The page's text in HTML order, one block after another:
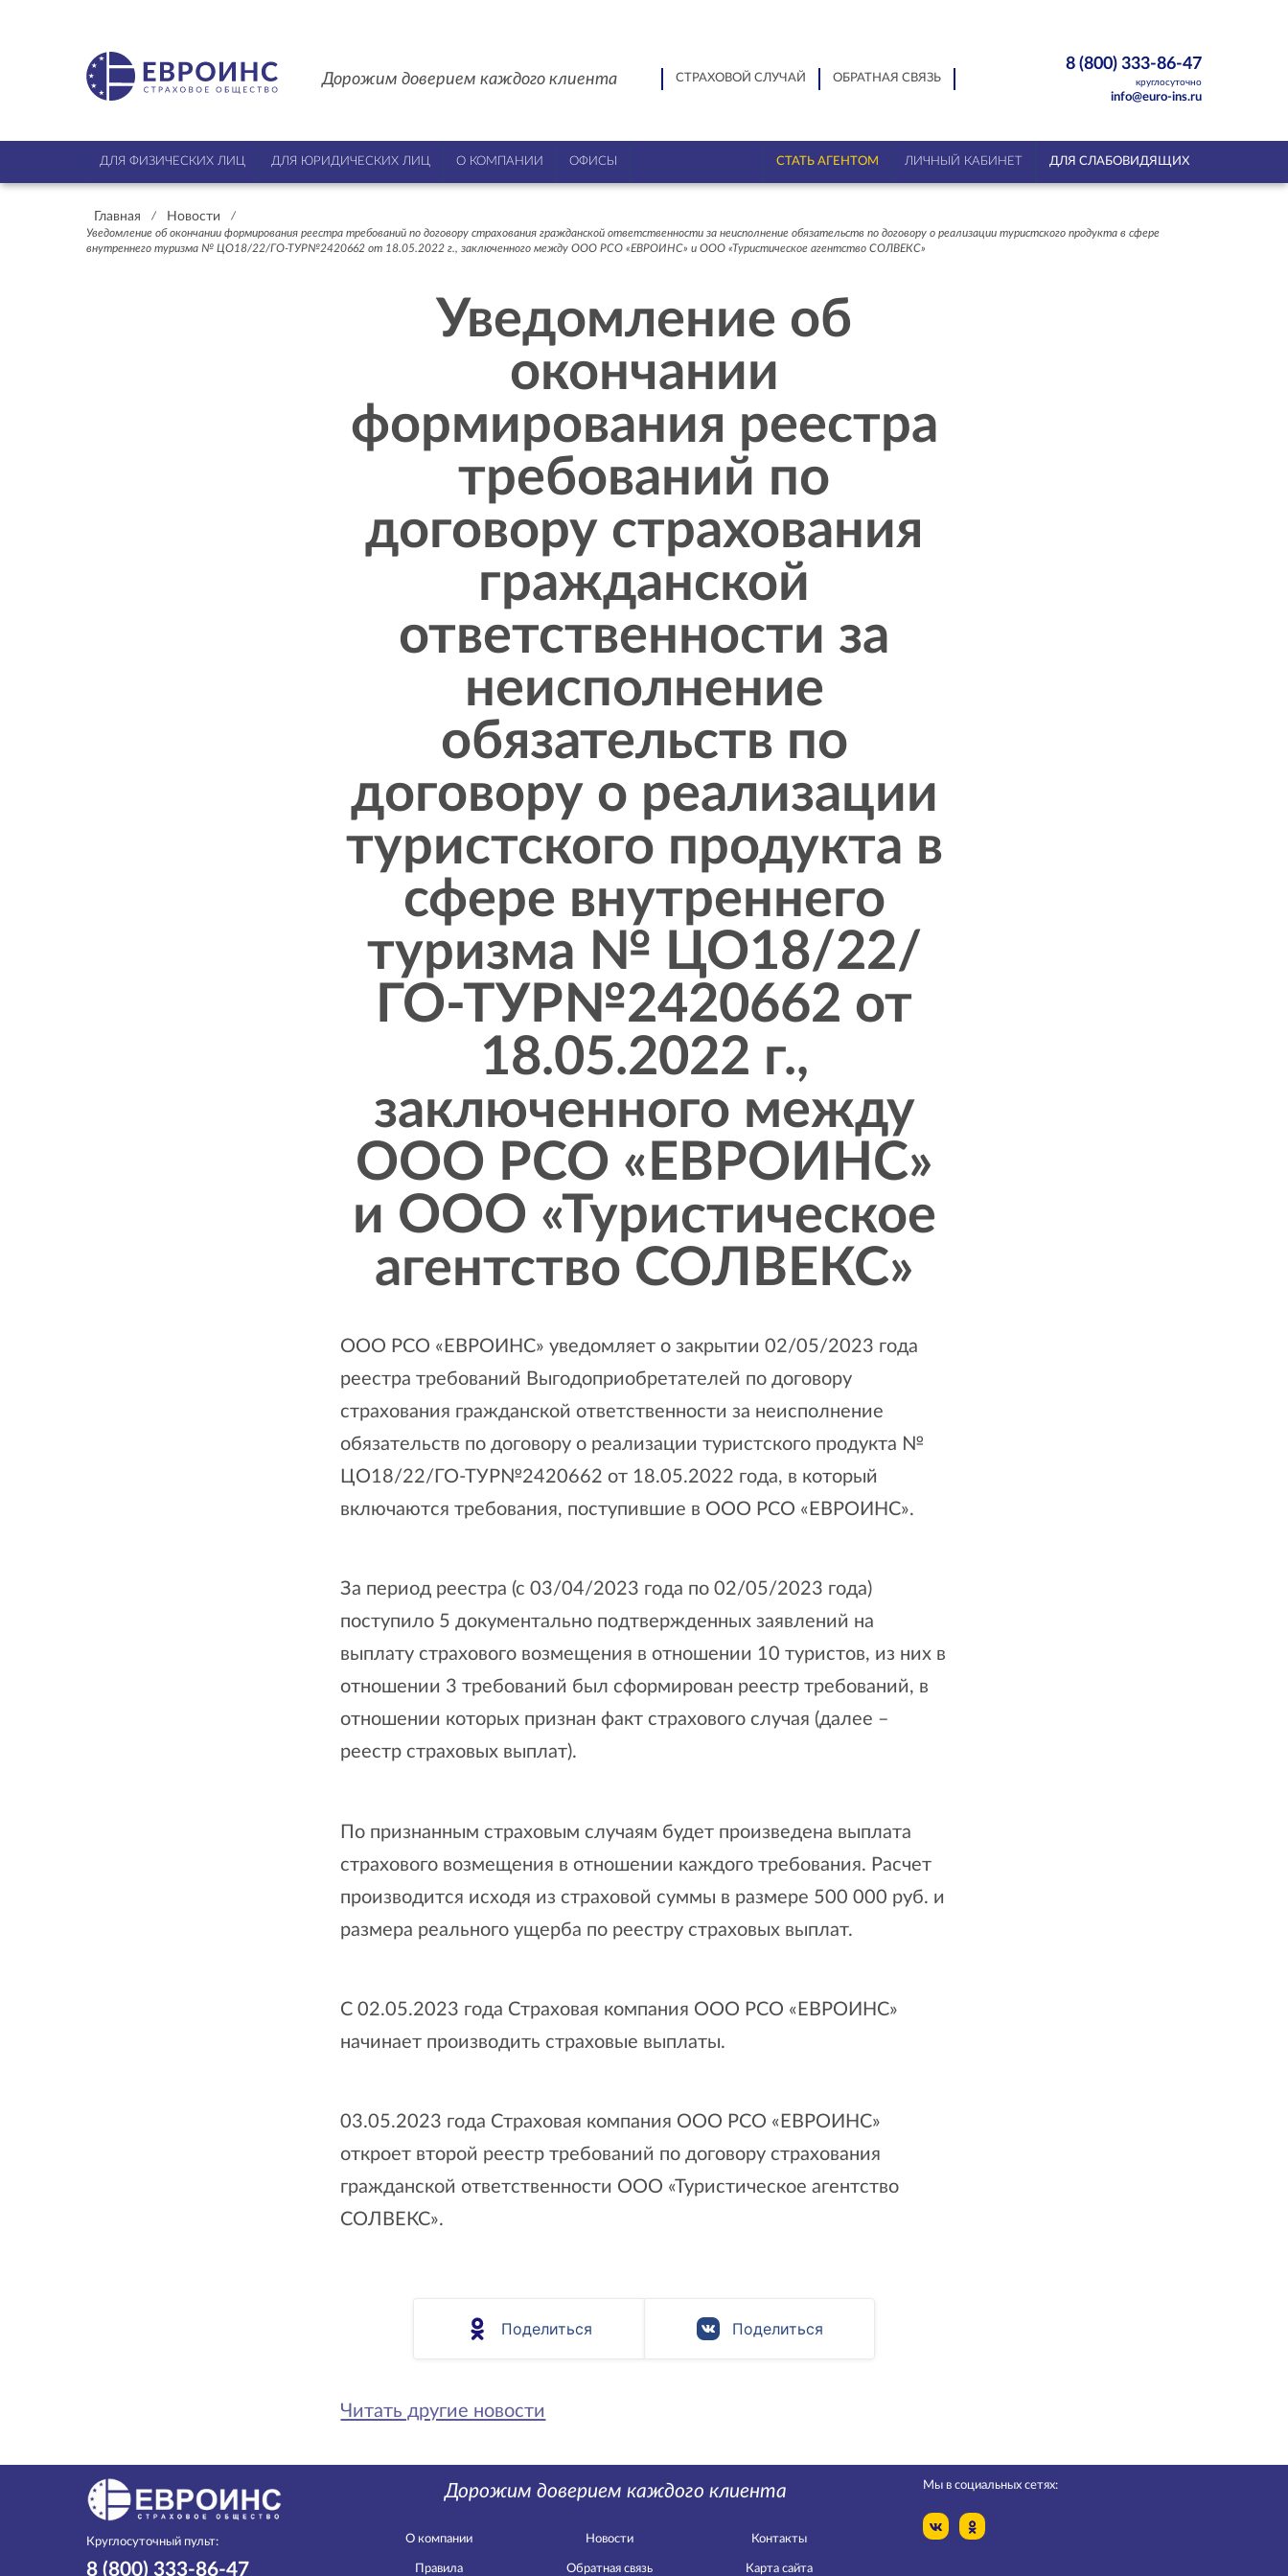
Дорожим доверием каждого клиента СТРАХОВОЙ СЛУЧАЙ ОБРАТНАЯ СВЯЗЬ
8 (800) 333-86-47
круглосуточно
info@euro-ins.ru
ДЛЯ ФИЗИЧЕСКИХ ЛИЦ ДЛЯ ЮРИДИЧЕСКИХ ЛИЦ О КОМПАНИИ ОФИСЫ СТАТЬ АГЕНТОМ ЛИЧНЫЙ КАБИНЕТ ДЛЯ СЛАБОВИДЯЩИХ
Главная / Новости
/
Уведомление об окончании формирования реестра требований по договору страхования гражданской ответственности за неисполнение обязательств по договору о реализации туристского продукта в сфере
внутреннего туризма № ЦО18/22/ГО-ТУР№2420662 от 18.05.2022 г., заключенного между ООО РСО «ЕВРОИНС» и ООО «Туристическое агентство СОЛВЕКС»
Уведомление об
окончании
формирования реестра
требований по
договору страхования
гражданской
ответственности за
неисполнение
обязательств по
договору о реализации
туристского продукта в
сфере внутреннего
туризма № ЦО18/22/
ГО-ТУР№2420662 от
18.05.2022 г.,
заключенного между
ООО РСО «ЕВРОИНС»
и ООО «Туристическое
агентство СОЛВЕКС»
ООО РСО «ЕВРОИНС» уведомляет о закрытии 02/05/2023 года
реестра требований Выгодоприобретателей по договору
страхования гражданской ответственности за неисполнение
обязательств по договору о реализации туристского продукта №
ЦО18/22/ГО-ТУР№2420662 от 18.05.2022 года, в который
включаются требования, поступившие в ООО РСО «ЕВРОИНС».
За период реестра (с 03/04/2023 года по 02/05/2023 года)
поступило 5 документально подтвержденных заявлений на
выплату страхового возмещения в отношении 10 туристов, из них в
отношении 3 требований был сформирован реестр требований, в
отношении которых признан факт страхового случая (далее –
реестр страховых выплат).
По признанным страховым случаям будет произведена выплата
страхового возмещения в отношении каждого требования. Расчет
производится исходя из страховой суммы в размере 500 000 руб. и
размера реального ущерба по реестру страховых выплат.
С 02.05.2023 года Страховая компания ООО РСО «ЕВРОИНС»
начинает производить страховые выплаты.
03.05.2023 года Страховая компания ООО РСО «ЕВРОИНС»
откроет второй реестр требований по договору страхования
гражданской ответственности ООО «Туристическое агентство
СОЛВЕКС».
Поделиться Поделиться
Читать другие новости
Круглосуточный пульт:
8 (800) 333-86-47
Дорожим доверием каждого клиента
О компании
Правила
Новости
Обратная связь
Контакты
Карта сайта
Мы в социальных сетях: